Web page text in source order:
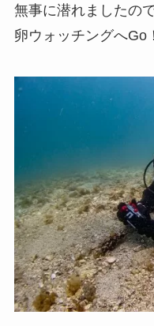
無事に潜れましたの
卵ウォッチングへGo！